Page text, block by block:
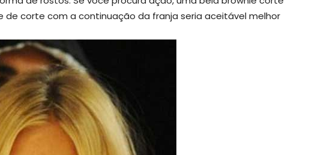
de corte com a continuação da franja seria aceitável melhor